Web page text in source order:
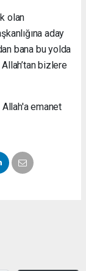
olan
aday
bana bu yolda
bizlere
emanet